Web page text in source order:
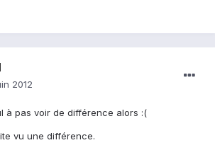
2012
à pas voir de différence alors :(
vu une différence.